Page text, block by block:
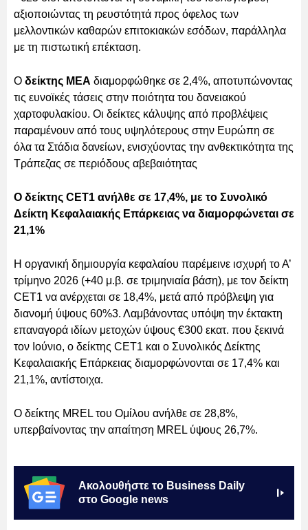
αξιοποιώντας τη ρευστότητά προς όφελος των
μελλοντικών καθαρών επιτοκιακών εσόδων, παράλληλα
με τη πιστωτική επέκταση.
Ο δείκτης ΜΕΑ διαμορφώθηκε σε 2,4%, αποτυπώνοντας
τις ευνοϊκές τάσεις στην ποιότητα του δανειακού
χαρτοφυλακίου. Οι δείκτες κάλυψης από προβλέψεις
παραμένουν από τους υψηλότερους στην Ευρώπη σε
όλα τα Στάδια δανείων, ενισχύοντας την ανθεκτικότητα της
Τράπεζας σε περιόδους αβεβαιότητας
Ο δείκτης CET1 ανήλθε σε 17,4%, με το Συνολικό
Δείκτη Κεφαλαιακής Επάρκειας να διαμορφώνεται σε
21,1%
Η οργανική δημιουργία κεφαλαίου παρέμεινε ισχυρή το Α’
τρίμηνο 2026 (+40 μ.β. σε τριμηνιαία βάση), με τον δείκτη
CET1 να ανέρχεται σε 18,4%, μετά από πρόβλεψη για
διανομή ύψους 60%3. Λαμβάνοντας υπόψη την έκτακτη
επαναγορά ιδίων μετοχών ύψους €300 εκατ. που ξεκινά
τον Ιούνιο, o δείκτης CET1 και ο Συνολικός Δείκτης
Κεφαλαιακής Επάρκειας διαμορφώνονται σε 17,4% και
21,1%, αντίστοιχα.
O δείκτης MREL του Ομίλου ανήλθε σε 28,8%,
υπερβαίνοντας την απαίτηση MREL ύψους 26,7%.
Ακολουθήστε το Business Daily
στο Google news